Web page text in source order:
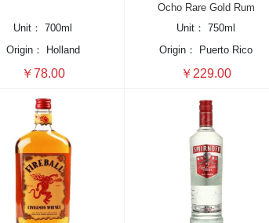
Unit：
700ml
Origin：
Holland
￥78.00
Ocho Rare Gold Rum
Unit：
750ml
Origin：
Puerto Rico
￥229.00